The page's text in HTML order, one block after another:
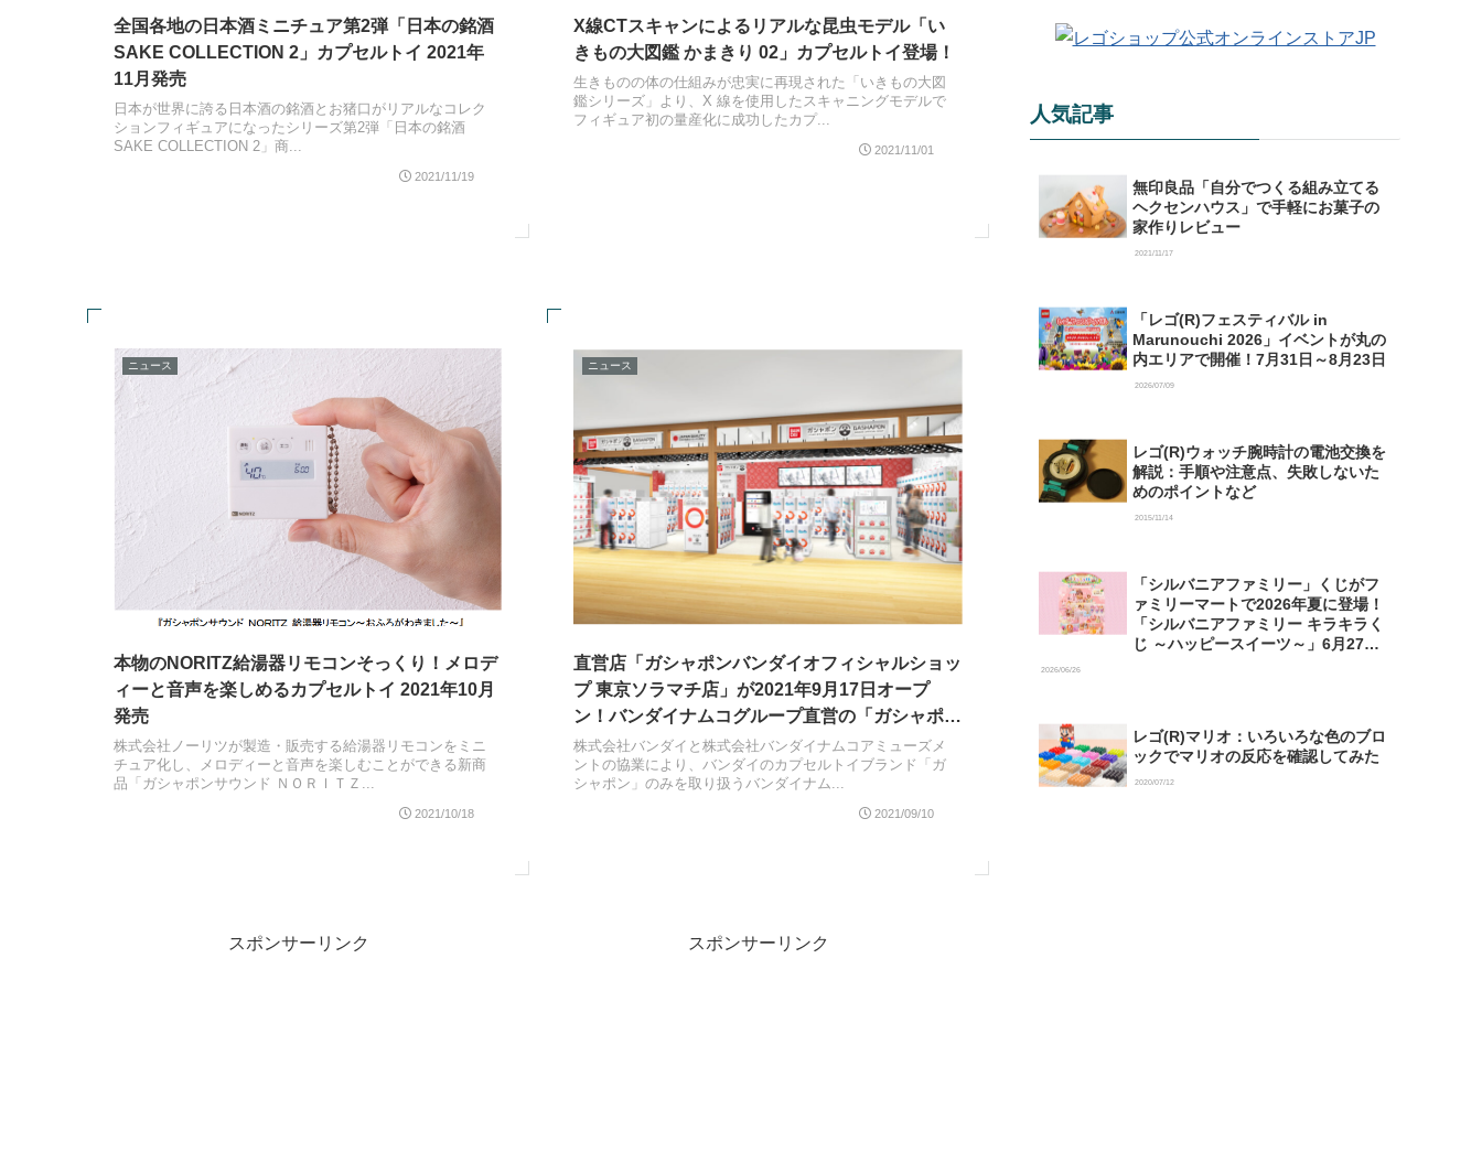
全国各地の日本酒ミニチュア第2弾「日本の銘酒
SAKE COLLECTION 2」カプセルトイ 2021年
11月発売
日本が世界に誇る日本酒の銘酒とお猪口がリアルなコレク
ションフィギュアになったシリーズ第2弾「日本の銘酒
SAKE COLLECTION 2」商...
2021/11/19
X線CTスキャンによるリアルな昆虫モデル「い
きもの大図鑑 かまきり 02」カプセルトイ登場！
生きものの体の仕組みが忠実に再現された「いきもの大図
鑑シリーズ」より、X 線を使用したスキャニングモデルで
フィギュア初の量産化に成功したカプ...
2021/11/01
ニュース
本物のNORITZ給湯器リモコンそっくり！メロデ
ィーと音声を楽しめるカプセルトイ 2021年10月
発売
株式会社ノーリツが製造・販売する給湯器リモコンをミニ
チュア化し、メロディーと音声を楽しむことができる新商
品「ガシャポンサウンド ＮＯＲＩＴＺ...
2021/10/18
ニュース
直営店「ガシャポンバンダイオフィシャルショッ
プ 東京ソラマチ店」が2021年9月17日オープ
ン！バンダイナムコグループ直営の「ガシャポ
ン」専門店を単独店舗として初出店
株式会社バンダイと株式会社バンダイナムコアミューズメ
ントの協業により、バンダイのカプセルトイブランド「ガ
シャポン」のみを取り扱うバンダイナム...
2021/09/10
スポンサーリンク スポンサーリンク
人気記事
無印良品「自分でつくる組み立てる
ヘクセンハウス」で手軽にお菓子の
家作りレビュー
2021/11/17
「レゴ(R)フェスティバル in
Marunouchi 2026」イベントが丸の
内エリアで開催！7月31日～8月23日
2026/07/09
レゴ(R)ウォッチ腕時計の電池交換を
解説：手順や注意点、失敗しないた
めのポイントなど
2015/11/14
「シルバニアファミリー」くじがフ
ァミリーマートで2026年夏に登場！
「シルバニアファミリー キラキラく
じ ～ハッピースイーツ～」6月27日
2026/06/26
レゴ(R)マリオ：いろいろな色のブロ
ックでマリオの反応を確認してみた
2020/07/12